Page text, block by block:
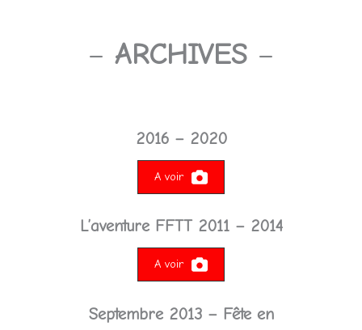
– ARCHIVES –
2016 – 2020
A voir
L’aventure FFTT 2011 – 2014
A voir
Septembre 2013 – Fête en